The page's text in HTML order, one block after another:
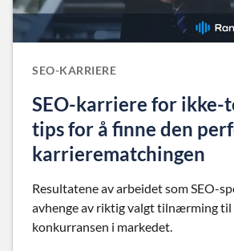
SEO-KARRIERE
SEO-karriere for ikke-
tips for å finne den
karrierematchingen
Resultatene av arbeidet som SEO-
avhenge av riktig valgt tilnærming til
konkurransen i markedet.